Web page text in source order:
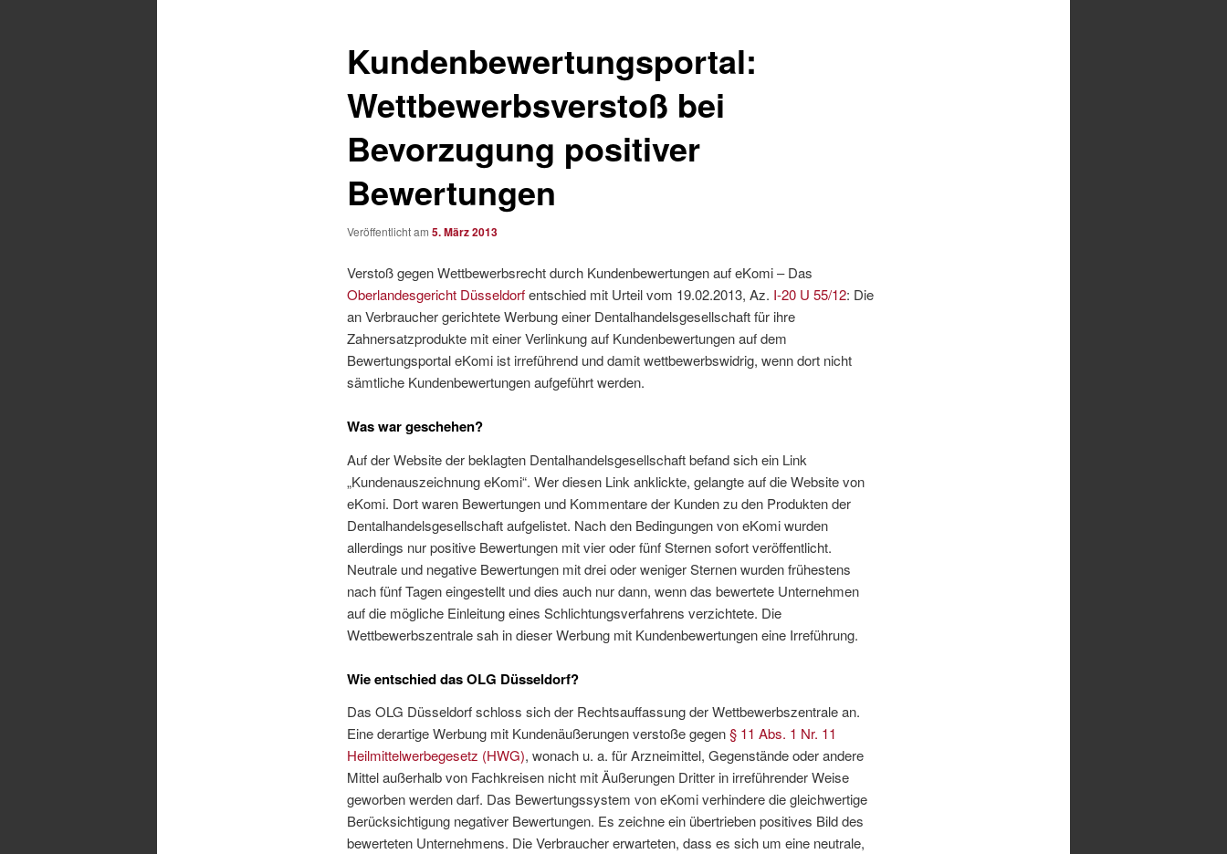
Kundenbewertungsportal:
Wettbewerbsverstoß bei
Bevorzugung positiver
Bewertungen
Veröffentlicht am 5. März 2013
Verstoß gegen Wettbewerbsrecht durch Kundenbewertungen auf eKomi – Das
Oberlandesgericht Düsseldorfentschied mit Urteil vom 19.02.2013, Az. I-20 U 55/12: Die
an Verbraucher gerichtete Werbung einer Dentalhandelsgesellschaft für ihre
Zahnersatzprodukte mit einer Verlinkung auf Kundenbewertungen auf dem
Bewertungsportal eKomi ist irreführend und damit wettbewerbswidrig, wenn dort nicht
sämtliche Kundenbewertungen aufgeführt werden.
Was war geschehen?
Auf der Website der beklagten Dentalhandelsgesellschaft befand sich ein Link
„Kundenauszeichnung eKomi“. Wer diesen Link anklickte, gelangte auf die Website von
eKomi. Dort waren Bewertungen und Kommentare der Kunden zu den Produkten der
Dentalhandelsgesellschaft aufgelistet. Nach den Bedingungen von eKomi wurden
allerdings nur positive Bewertungen mit vier oder fünf Sternen sofort veröffentlicht.
Neutrale und negative Bewertungen mit drei oder weniger Sternen wurden frühestens
nach fünf Tagen eingestellt und dies auch nur dann, wenn das bewertete Unternehmen
auf die mögliche Einleitung eines Schlichtungsverfahrens verzichtete. Die
Wettbewerbszentrale sah in dieser Werbung mit Kundenbewertungen eine Irreführung.
Wie entschied das OLG Düsseldorf?
Das OLG Düsseldorf schloss sich der Rechtsauffassung der Wettbewerbszentrale an.
Eine derartige Werbung mit Kundenäußerungen verstoße gegen§ 11 Abs. 1 Nr. 11
Heilmittelwerbegesetz (HWG), wonach u. a. für Arzneimittel, Gegenstände oder andere
Mittel außerhalb von Fachkreisen nicht mit Äußerungen Dritter in irreführender Weise
geworben werden darf. Das Bewertungssystem von eKomi verhindere die gleichwertige
Berücksichtigung negativer Bewertungen. Es zeichne ein übertrieben positives Bild des
bewerteten Unternehmens. Die Verbraucher erwarteten, dass es sich um eine neutrale,